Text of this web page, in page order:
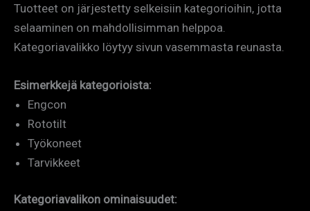
Tuotteet on järjestetty selkeisiin kategorioihin, jotta
selaaminen on mahdollisimman helppoa.
Kategoriavalikko löytyy sivun vasemmasta reunasta.
Esimerkkejä kategorioista:
Engcon
Rototilt
Työkoneet
Tarvikkeet
Kategoriavalikon ominaisuudet: